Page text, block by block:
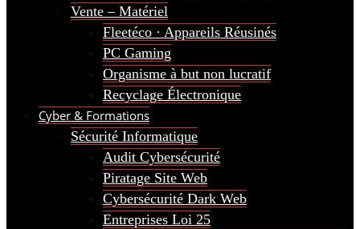
Vente – Matériel
Fleetéco · Appareils Réusinés
PC Gaming
Organisme à but non lucratif
Recyclage Électronique
Cyber & Formations
Sécurité Informatique
Audit Cybersécurité
Piratage Site Web
Cybersécurité Dark Web
Entreprises Loi 25